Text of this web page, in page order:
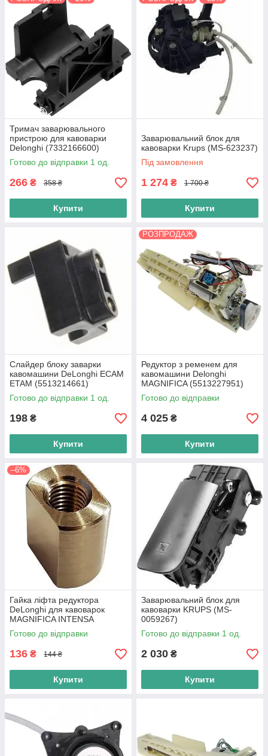
Тримач заварювального
пристрою для кавоварки
Delonghi (7332166600)
Готово до відправки 1 од.
266 ₴ 358 ₴
Купити
Заварювальний блок для
кавоварки Krups (MS-623237)
Під замовлення
1 274 ₴ 1 700 ₴
Купити
Слайдер блоку заварки
кавомашини DeLonghi ECAM
ETAM (5513214661)
Готово до відправки 1 од.
198 ₴
Купити
РОЗПРОДАЖ
Редуктор з ременем для
кавомашини Delonghi
MAGNIFICA (5513227951)
Готово до відправки
4 025 ₴
Купити
–6%
Гайка ліфта редуктора
DeLonghi для кавоварок
MAGNIFICA INTENSA
PRIMADONNA (LFH-d011_1)
Готово до відправки
136 ₴ 144 ₴
Купити
Заварювальний блок для
кавоварки KRUPS (MS-
0059267)
Готово до відправки 1 од.
2 030 ₴
Купити